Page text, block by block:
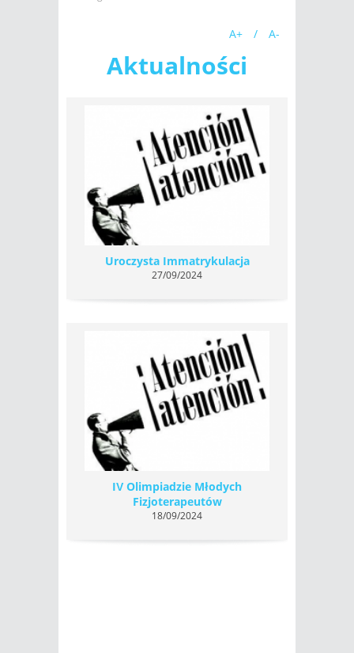
A+ / A-
Aktualności
Uroczysta Immatrykulacja
27/09/2024
IV Olimpiadzie Młodych
Fizjoterapeutów
18/09/2024